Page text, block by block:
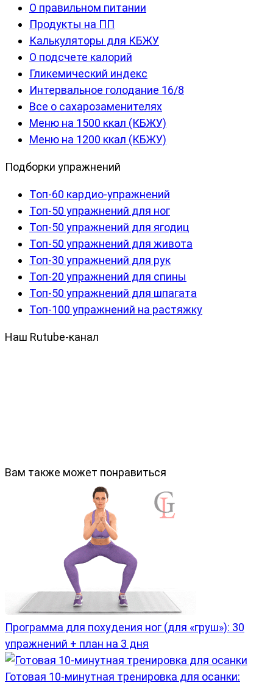
О правильном питании
Продукты на ПП
Калькуляторы для КБЖУ
О подсчете калорий
Гликемический индекс
Интервальное голодание 16/8
Все о сахарозаменителях
Меню на 1500 ккал (КБЖУ)
Меню на 1200 ккал (КБЖУ)
Подборки упражнений
Топ-60 кардио-упражнений
Топ-50 упражнений для ног
Топ-50 упражнений для ягодиц
Топ-50 упражнений для живота
Топ-30 упражнений для рук
Топ-20 упражнений для спины
Топ-50 упражнений для шпагата
Топ-100 упражнений на растяжку
Наш Rutube-канал
Вам также может понравиться
Программа для похудения ног (для «груш»): 30
упражнений + план на 3 дня
Готовая 10-минутная тренировка для осанки: